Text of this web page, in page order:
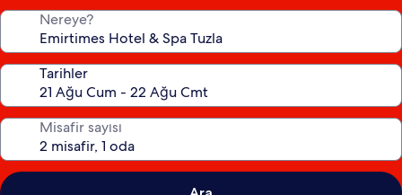
Nereye?
Tarihler
Misafir sayısı